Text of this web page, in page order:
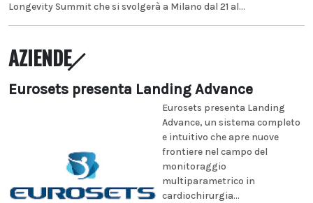
Longevity Summit che si svolgerà a Milano dal 21 al...
AZIENDE
Eurosets presenta Landing Advance
Eurosets presenta Landing
Advance, un sistema completo
e intuitivo che apre nuove
frontiere nel campo del
monitoraggio
multiparametrico in
cardiochirurgia...